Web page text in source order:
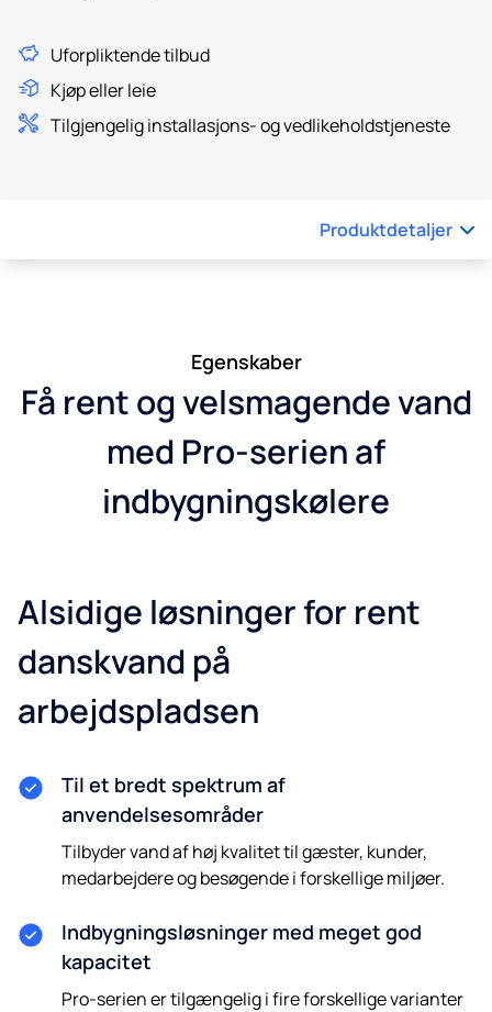
Uforpliktende tilbud
Kjøp eller leie
Tilgjengelig installasjons- og vedlikeholdstjeneste
Produktdetaljer
Egenskaber
Få rent og velsmagende vand
med Pro-serien af
indbygningskølere
Alsidige løsninger for rent
danskvand på
arbejdspladsen
Til et bredt spektrum af
anvendelsesområder
Tilbyder vand af høj kvalitet til gæster, kunder,
medarbejdere og besøgende i forskellige miljøer.
Indbygningsløsninger med meget god
kapacitet
Pro-serien er tilgængelig i fire forskellige varianter